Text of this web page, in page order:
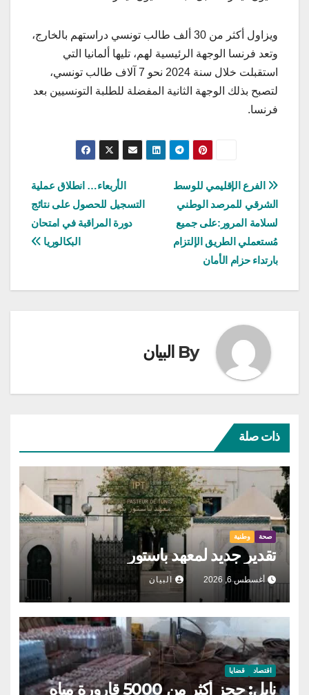
ويزاول أكثر من 30 ألف طالب تونسي دراستهم بالخارج،
وتعد فرنسا الوجهة الرئيسية لهم، تليها ألمانيا التي
استقبلت خلال سنة 2024 نحو 7 آلاف طالب تونسي،
لتصبح بذلك الوجهة الثانية المفضلة للطلبة التونسيين بعد
فرنسا.
تصفّح
المقالات
الأربعاء… انطلاق عملية
التسجيل للحصول على نتائج
دورة المراقبة في امتحان
البكالوريا
الفرع الإقليمي للوسط
الشرقي للمرصد الوطني
لسلامة المرور:على جميع
مُستعملي الطريق الإلتزام
بارتداء حزام الأمان
By البيان
ذات صلة
صحة وطنية
تقدير جديد لمعهد باستور
أغسطس 6, 2026 البيان
اقتصاد قضايا
نابل: حجز أكثر من 5000 قارورة مياه